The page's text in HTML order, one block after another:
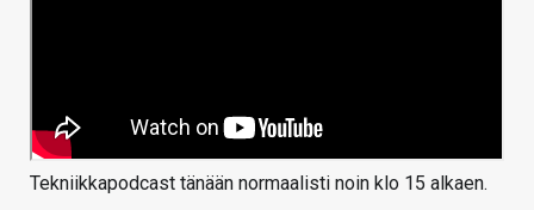
Tekniikkapodcast tänään normaalisti noin klo 15 alkaen.